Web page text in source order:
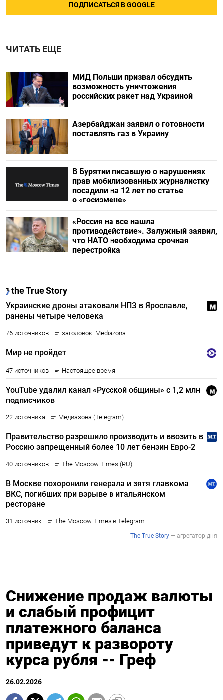
ПОДПИСАТЬСЯ В GOOGLE
ЧИТАТЬ ЕЩЕ
МИД Польши призвал обсудить
возможность уничтожения
российских ракет над Украиной
Азербайджан заявил о готовности
поставлять газ в Украину
В Бурятии писавшую о нарушениях
прав мобилизованных журналистку
посадили на 12 лет по статье
о «госизмене»
«Россия на все нашла
противодействие». Залужный заявил,
что НАТО необходима срочная
перестройка
Снижение продаж валюты
и слабый профицит
платежного баланса
приведут к развороту
курса рубля -- Греф
26.02.2026